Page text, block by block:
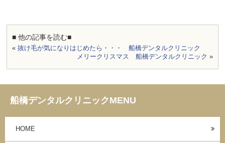
■ 他の記事を読む■
«抜け毛が気になりはじめたら・・・ 船橋デンタルクリニック
メリークリスマス 船橋デンタルクリニック »
船橋デンタルクリニックMENU
HOME